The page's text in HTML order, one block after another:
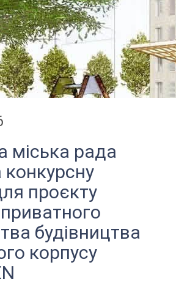
міська рада
проєкту
будівництва
корпусу